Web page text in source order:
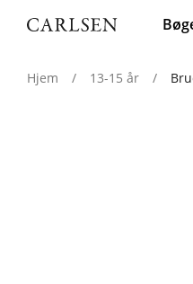
Main
Hjem / 13-15 år /